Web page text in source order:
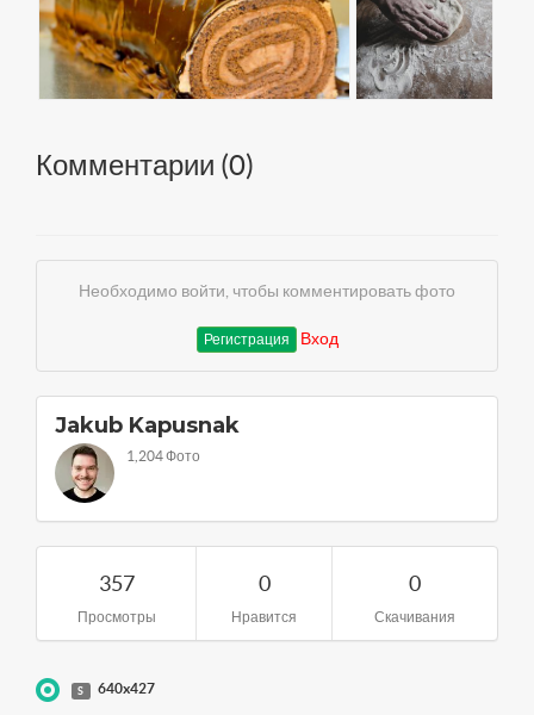
Комментарии (0)
Необходимо войти, чтобы комментировать фото
Регистрация Вход
Jakub Kapusnak
1,204 Фото
357
Просмотры
0
Нравится
0
Скачивания
S 640x427